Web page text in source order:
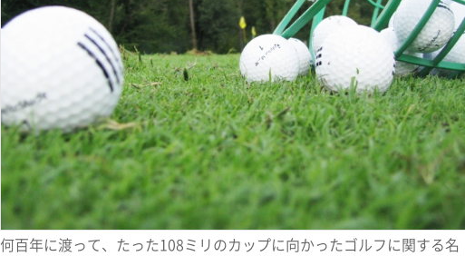
何百年に渡って、たった108ミリのカップに向かったゴルフに関する名